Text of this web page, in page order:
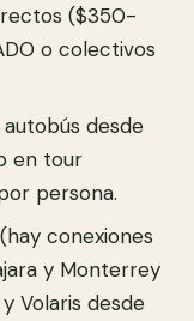
($350-
o colectivos
desde
en tour
persona.
conexiones
y Monterrey
Volaris desde